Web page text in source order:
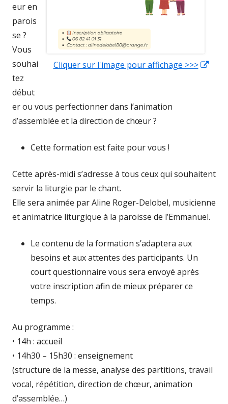
Cliquer sur l'image pour affichage >>>
eur en
parois
se ?
Vous
souhai
tez
début
er ou vous perfectionner dans l’animation
d’assemblée et la direction de chœur ?
Cette formation est faite pour vous !
Cette après-midi s’adresse à tous ceux qui souhaitent
servir la liturgie par le chant.
Elle sera animée par Aline Roger-Delobel, musicienne
et animatrice liturgique à la paroisse de l’Emmanuel.
Le contenu de la formation s’adaptera aux
besoins et aux attentes des participants. Un
court questionnaire vous sera envoyé après
votre inscription afin de mieux préparer ce
temps.
Au programme :
• 14h : accueil
• 14h30 – 15h30 : enseignement
(structure de la messe, analyse des partitions, travail
vocal, répétition, direction de chœur, animation
d’assemblée…)